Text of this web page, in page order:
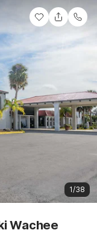
1/38
Wachee